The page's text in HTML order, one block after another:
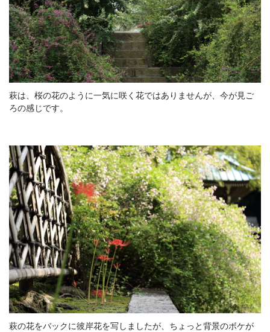
萩は、桜の花のように一気に咲く花ではありませんが、今が見ご
ろの感じです。
萩の花をバックに彼岸花を写しましたが、ちょっと背景のボケが